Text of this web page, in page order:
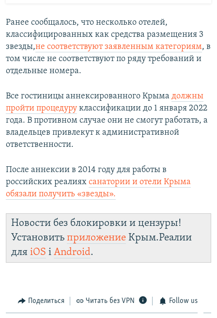
Ранее сообщалось, что несколько отелей,
классифицированных как средства размещения 3
звезды,не соответствуют заявленным категориям, в
том числе не соответствуют по ряду требований и
отдельные номера.
Все гостиницы аннексированного Крыма должны
пройти процедуру классификации до 1 января 2022
года. В противном случае они не смогут работать, а
владельцев привлекут к административной
ответственности.
После аннексии в 2014 году для работы в
российских реалиях санатории и отели Крыма
обязали получить «звезды».
Новости без блокировки и цензуры!
Установить приложение Крым.Реалии
для iOS і Android.
Поделиться Читать без VPN Follow us